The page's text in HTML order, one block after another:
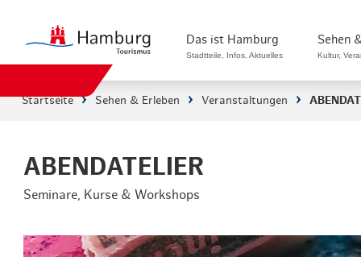
Das ist Hamburg
Stadtteile, Infos, Aktuelles
Die Welt in Hamburg
Hamburg nachhaltig erleben
Sehen
Kultur,
Startseite Sehen & Erleben Veranstaltungen
ABENDATELIER
Seminare, Kurse & Workshops